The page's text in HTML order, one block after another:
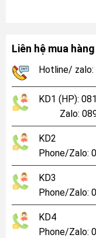
Liên hệ mua hàng
Hotline/
KD1 (HP):
Zalo:
KD2
Phone/Zalo:
KD3
Phone/Zalo:
KD4
Phone/Zalo: